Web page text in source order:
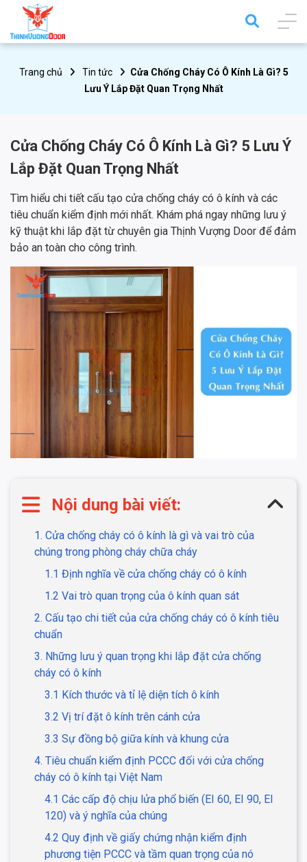
Trang chủ Tin tức
Cửa Chống Cháy Có Ô Kính Là Gì? 5
Lưu Ý Lắp Đặt Quan Trọng Nhất
Cửa Chống Cháy Có Ô Kính Là Gì? 5 Lưu Ý
Lắp Đặt Quan Trọng Nhất
Tìm hiểu chi tiết cấu tạo cửa chống cháy có ô kính và các
tiêu chuẩn kiểm định mới nhất. Khám phá ngay những lưu ý
kỹ thuật khi lắp đặt từ chuyên gia Thịnh Vượng Door để đảm
bảo an toàn cho công trình.
Nội dung bài viết:
1. Cửa chống cháy có ô kính là gì và vai trò của
chúng trong phòng cháy chữa cháy
1.1 Định nghĩa về cửa chống cháy có ô kính
1.2 Vai trò quan trọng của ô kính quan sát
2. Cấu tạo chi tiết của cửa chống cháy có ô kính tiêu
chuẩn
3. Những lưu ý quan trọng khi lắp đặt cửa chống
cháy có ô kính
3.1 Kích thước và tỉ lệ diện tích ô kính
3.2 Vị trí đặt ô kính trên cánh cửa
3.3 Sự đồng bộ giữa kính và khung cửa
4. Tiêu chuẩn kiểm định PCCC đối với cửa chống
cháy có ô kính tại Việt Nam
4.1 Các cấp độ chịu lửa phổ biến (EI 60, EI 90, EI
120) và ý nghĩa của chúng
4.2 Quy định về giấy chứng nhận kiểm định
phương tiện PCCC và tầm quan trọng của nó